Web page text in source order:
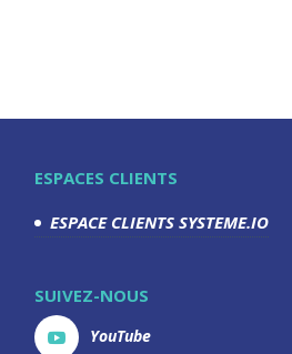
ESPACES CLIENTS
ESPACE CLIENTS SYSTEME.IO
SUIVEZ-NOUS
YouTube